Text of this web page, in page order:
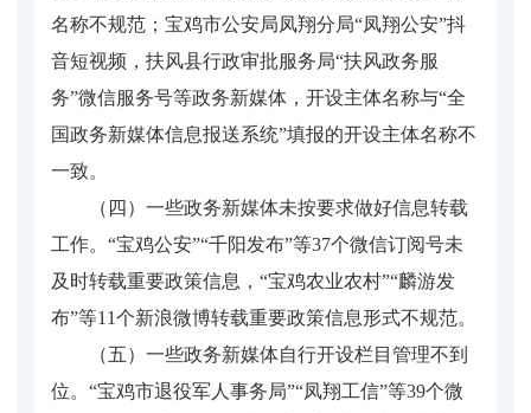
名称不规范；宝鸡市公安局凤翔分局“凤翔公安”抖
音短视频，扶风县行政审批服务局“扶风政务服
务”微信服务号等政务新媒体，开设主体名称与“全
国政务新媒体信息报送系统”填报的开设主体名称不
一致。
（四）一些政务新媒体未按要求做好信息转载
工作。“宝鸡公安”“千阳发布”等37个微信订阅号未
及时转载重要政策信息，“宝鸡农业农村”“麟游发
布”等11个新浪微博转载重要政策信息形式不规范。
（五）一些政务新媒体自行开设栏目管理不到
位。“宝鸡市退役军人事务局”“凤翔工信”等39个微